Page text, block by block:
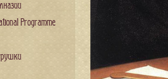
Programme